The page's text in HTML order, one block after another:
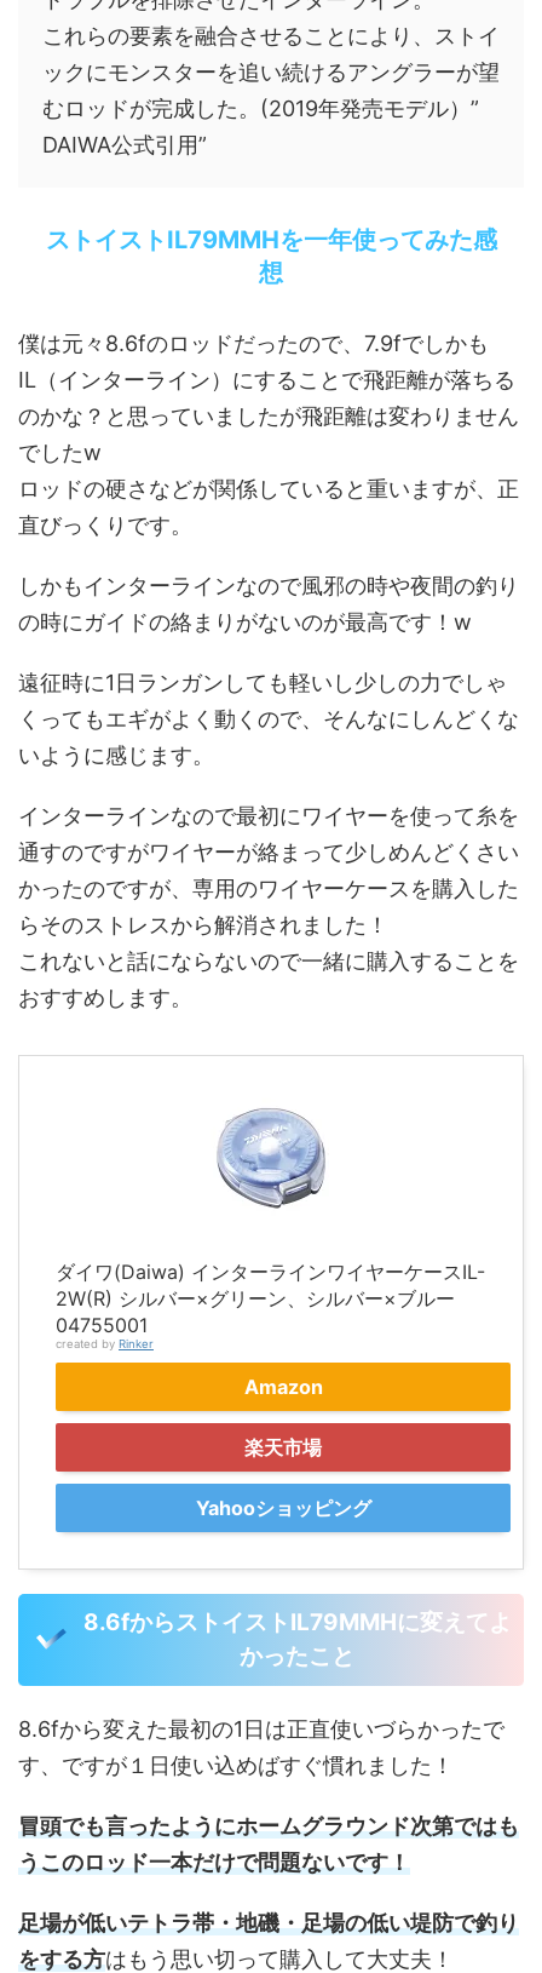
これらの要素を融合させることにより、ストイ
ックにモンスターを追い続けるアングラーが望
むロッドが完成した。(2019年発売モデル）”
DAIWA公式引用”
ストイストIL79MMHを一年使ってみた感
想
僕は元々8.6fのロッドだったので、7.9fでしかも
IL（インターライン）にすることで飛距離が落ちる
のかな？と思っていましたが飛距離は変わりません
でしたw
ロッドの硬さなどが関係していると重いますが、正
直びっくりです。
しかもインターラインなので風邪の時や夜間の釣り
の時にガイドの絡まりがないのが最高です！w
遠征時に1日ランガンしても軽いし少しの力でしゃ
くってもエギがよく動くので、そんなにしんどくな
いように感じます。
インターラインなので最初にワイヤーを使って糸を
通すのですがワイヤーが絡まって少しめんどくさい
かったのですが、専用のワイヤーケースを購入した
らそのストレスから解消されました！
これないと話にならないので一緒に購入することを
おすすめします。
ダイワ(Daiwa) インターラインワイヤーケースIL-
2W(R) シルバー×グリーン、シルバー×ブルー
04755001
created by Rinker
Amazon
楽天市場
Yahooショッピング
8.6fからストイストIL79MMHに変えてよ
かったこと
8.6fから変えた最初の1日は正直使いづらかったで
す、ですが１日使い込めばすぐ慣れました！
冒頭でも言ったようにホームグラウンド次第ではも
うこのロッド一本だけで問題ないです！
足場が低いテトラ帯・地磯・足場の低い堤防で釣り
をする方はもう思い切って購入して大丈夫！